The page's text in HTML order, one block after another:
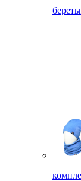
береты